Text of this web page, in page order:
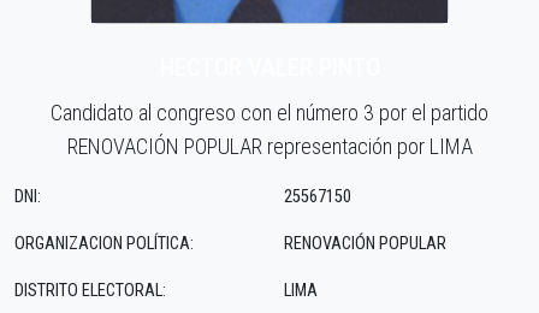
Candidato al congreso con el número 3 por el partido
RENOVACIÓN POPULAR representación por LIMA
DNI:
ORGANIZACION POLÍTICA:
DISTRITO ELECTORAL:
25567150
RENOVACIÓN POPULAR
LIMA